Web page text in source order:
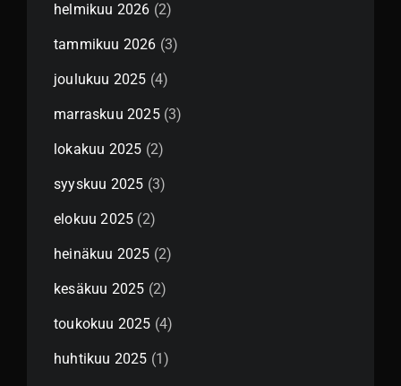
helmikuu 2026 (2)
tammikuu 2026 (3)
joulukuu 2025 (4)
marraskuu 2025(3)
lokakuu 2025 (2)
syyskuu 2025 (3)
elokuu 2025 (2)
heinäkuu 2025 (2)
kesäkuu 2025 (2)
toukokuu 2025 (4)
huhtikuu 2025 (1)